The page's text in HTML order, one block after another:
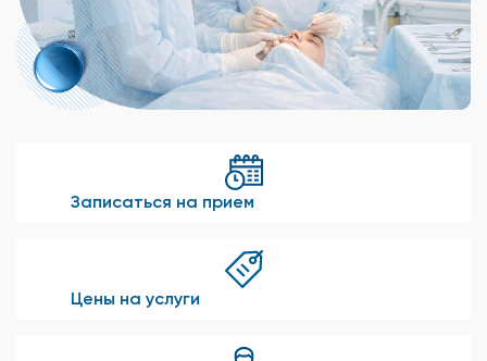
Записаться на прием
Цены на услуги